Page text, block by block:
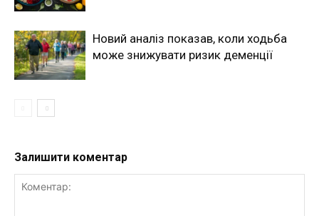
Новий аналіз показав, коли ходьба
може знижувати ризик деменції
Залишити коментар